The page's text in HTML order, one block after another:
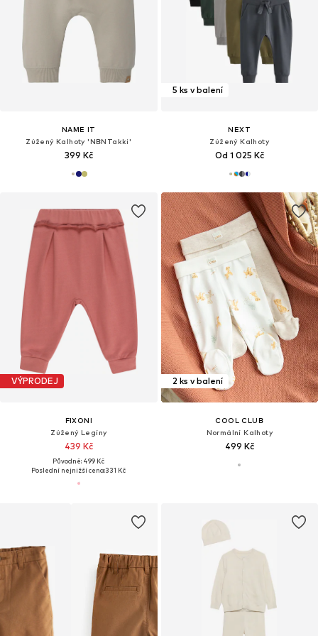
NAME IT
Zúžený Kalhoty 'NBNTakki'
399 Kč
5 ks v balení
NEXT
Zúžený Kalhoty
Od 1 025 Kč
VÝPRODEJ
FIXONI
Zúžený Legíny
439 Kč
Původně: 499 Kč
Poslední nejnižší cena:331 Kč
2 ks v balení
COOL CLUB
Normální Kalhoty
499 Kč